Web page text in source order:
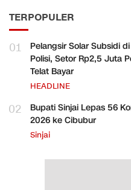
TERPOPULER
01
Pelangsir Solar Subsidi
Polisi, Setor Rp2,5 Juta
Telat Bayar
HEADLINE
02
Bupati Sinjai Lepas 56
2026 ke Cibubur
Sinjai